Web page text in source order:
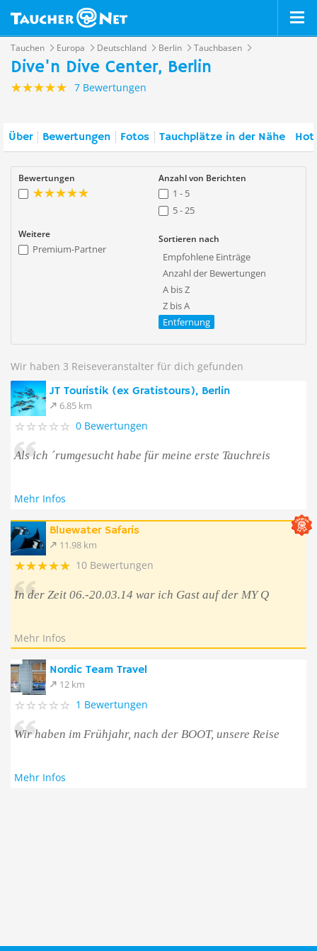
Tauchen Europa Deutschland Berlin Tauchbasen
Dive'n Dive Center, Berlin
7 Bewertungen
Über Bewertungen Fotos Tauchplätze in der Nähe
Bewertungen Anzahl von Berichten
1 - 5
5 - 25
Weitere
Premium-Partner
Sortieren nach
Empfohlene Einträge
Anzahl der Bewertungen
A bis Z
Z bis A
Entfernung
Wir haben 3 Reiseveranstalter für dich gefunden
JT Touristik (ex Gratistours), Berlin
6.85 km
0 Bewertungen
Als ich ´rumgesucht habe für meine erste Tauchreis
Mehr Infos
Bluewater Safaris
11.98 km
10 Bewertungen
In der Zeit 06.-20.03.14 war ich Gast auf der MY Q
Mehr Infos
Nordic Team Travel
12 km
1 Bewertungen
Wir haben im Frühjahr, nach der BOOT, unsere Reise
Mehr Infos